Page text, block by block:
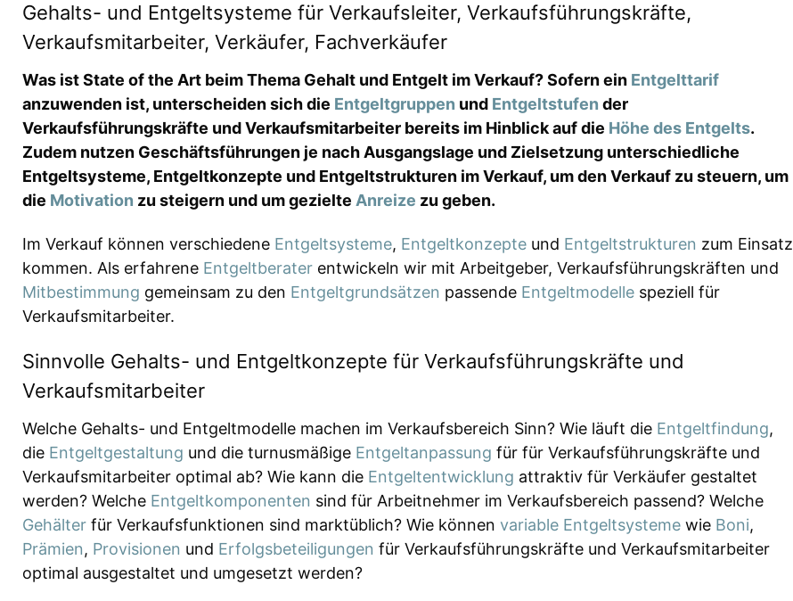
Gehalts- und Entgeltsysteme für Verkaufsleiter, Verkaufsführungskräfte,
Verkaufsmitarbeiter, Verkäufer, Fachverkäufer
Was ist State of the Art beim Thema Gehalt und Entgelt im Verkauf? Sofern ein Entgelttarif
anzuwenden ist, unterscheiden sich die Entgeltgruppen und Entgeltstufen der
Verkaufsführungskräfte und Verkaufsmitarbeiter bereits im Hinblick auf die Höhe des Entgelts.
Zudem nutzen Geschäftsführungen je nach Ausgangslage und Zielsetzung unterschiedliche
Entgeltsysteme, Entgeltkonzepte und Entgeltstrukturen im Verkauf, um den Verkauf zu steuern, um
die Motivation zu steigern und um gezielte Anreize zu geben.
Im Verkauf können verschiedene Entgeltsysteme, Entgeltkonzepte und Entgeltstrukturen zum Einsatz
kommen. Als erfahrene Entgeltberater entwickeln wir mit Arbeitgeber, Verkaufsführungskräften und
Mitbestimmung gemeinsam zu den Entgeltgrundsätzen passende Entgeltmodelle speziell für
Verkaufsmitarbeiter.
Sinnvolle Gehalts- und Entgeltkonzepte für Verkaufsführungskräfte und
Verkaufsmitarbeiter
Welche Gehalts- und Entgeltmodelle machen im Verkaufsbereich Sinn? Wie läuft die Entgeltfindung,
die Entgeltgestaltung und die turnusmäßige Entgeltanpassung für für Verkaufsführungskräfte und
Verkaufsmitarbeiter optimal ab? Wie kann die Entgeltentwicklung attraktiv für Verkäufer gestaltet
werden? Welche Entgeltkomponenten sind für Arbeitnehmer im Verkaufsbereich passend? Welche
Gehälter für Verkaufsfunktionen sind marktüblich? Wie können variable Entgeltsysteme wie Boni,
Prämien, Provisionen und Erfolgsbeteiligungen für Verkaufsführungskräfte und Verkaufsmitarbeiter
optimal ausgestaltet und umgesetzt werden?